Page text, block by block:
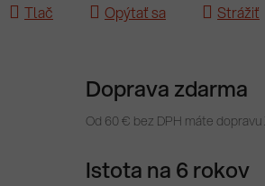
Tlač Opýtať sa Strážiť
Doprava zdarma
Od 60 € bez DPH máte
Istota na 6 rokov